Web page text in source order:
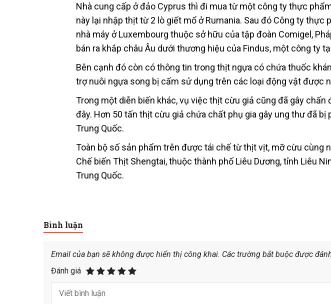
Nhà cung cấp ở đảo Cyprus thì đi mua từ một công ty thực
này lại nhập thịt từ 2 lò giết mổ ở Rumania. Sau đó Công ty thực
nhà máy ở Luxembourg thuộc sở hữu của tập đoàn Comigel,
bán ra khắp châu Âu dưới thương hiệu của Findus, một công ty
Bên cạnh đó còn có thông tin trong thịt ngựa có chứa thuốc
trợ nuôi ngựa song bị cấm sử dụng trên các loại động vật được
Trong một diễn biến khác, vụ việc thịt cừu giả cũng đã gây chấn
đây. Hơn 50 tấn thịt cừu giả chứa chất phụ gia gây ung thư đã
Trung Quốc.
Toàn bộ số sản phẩm trên được tái chế từ thịt vịt, mỡ cừu cùng
Chế biến Thịt Shengtai, thuộc thành phố Liêu Dương, tỉnh Liêu
Trung Quốc.
Bình luận
Email của bạn sẽ không được hiển thị công khai. Các trường bắt buộc được
Đánh giá